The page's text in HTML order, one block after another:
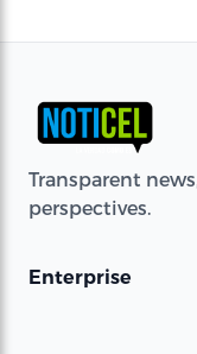
Transparent
perspectives.
Enterprise